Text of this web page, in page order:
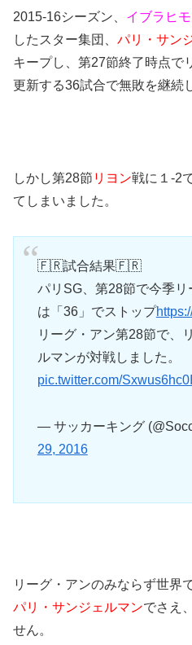
2015-16シーズン、 イブラヒ
したスター集団、 パリ・サン
キープし、第27節終了時点で
更新する36試合で無敗を継続
しかし第28節 リヨン戦に１-2
てしまいました。
🇫🇷試合結果🇫🇷
パリSG、第28節で今季
は「36」でストップ
リーグ・アン第28節で、
ルマンが対戦しました。
pic.twitter.com/Sxwus6hc0I
— サッカーキング
29, 2016
リーグ・アンのみならず世界
パリ・サンジェルマンでさえ
せん。